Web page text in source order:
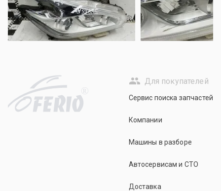
R
Для покупателей
Сервис поиска запчастей
Компании
Машины в разборе
Автосервисам и СТО
Доставка